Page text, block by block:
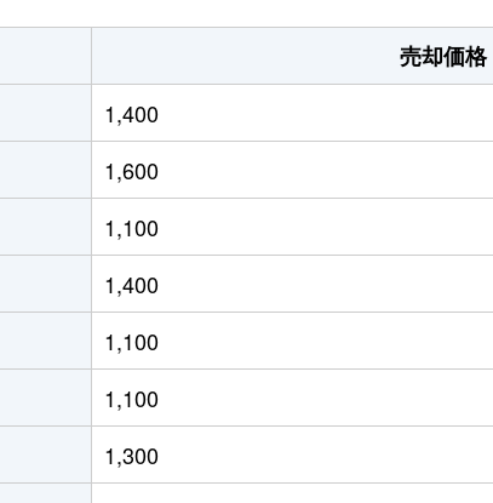
徒歩8分 80m² 築26年
徒歩1分 80m² 築14年
徒歩3分 50m² 築44年
徒歩3分 65m² 築13年
徒歩3分 80m² 築13年
徒歩11分 60m² 築34年
徒歩11分 65m² 築34年 -
売却価格
1,400
1,600
1,100
1,400
1,100
1,100
1,300